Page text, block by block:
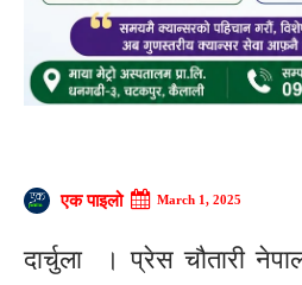
एक पाइलो March 1, 2025
दार्चुला । प्रेस चौतारी